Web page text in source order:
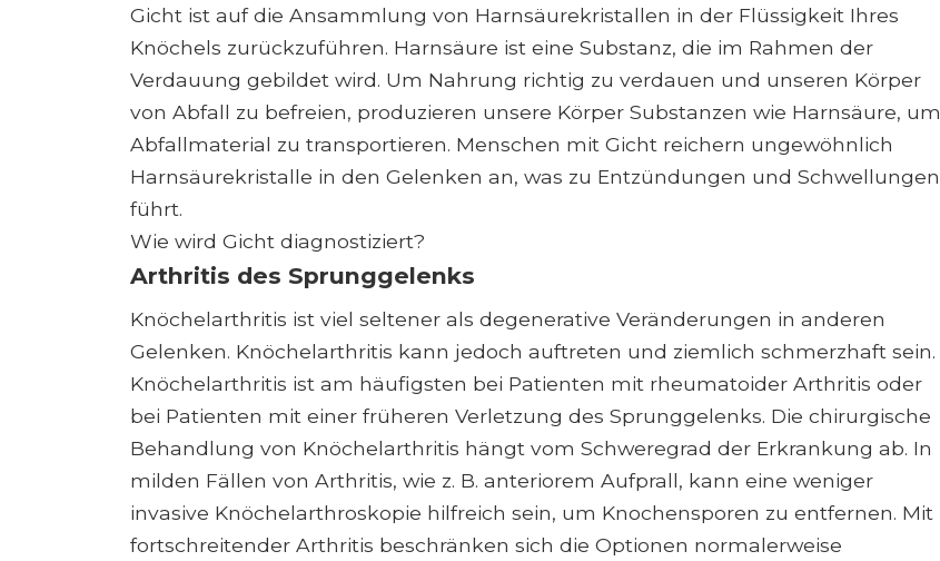
Gicht ist auf die Ansammlung von Harnsäurekristallen in der Flüssigkeit Ihres
Knöchels zurückzuführen. Harnsäure ist eine Substanz, die im Rahmen der
Verdauung gebildet wird. Um Nahrung richtig zu verdauen und unseren Körper
von Abfall zu befreien, produzieren unsere Körper Substanzen wie Harnsäure, um
Abfallmaterial zu transportieren. Menschen mit Gicht reichern ungewöhnlich
Harnsäurekristalle in den Gelenken an, was zu Entzündungen und Schwellungen
führt.
Wie wird Gicht diagnostiziert?
Arthritis des Sprunggelenks
Knöchelarthritis ist viel seltener als degenerative Veränderungen in anderen
Gelenken. Knöchelarthritis kann jedoch auftreten und ziemlich schmerzhaft sein.
Knöchelarthritis ist am häufigsten bei Patienten mit rheumatoider Arthritis oder
bei Patienten mit einer früheren Verletzung des Sprunggelenks. Die chirurgische
Behandlung von Knöchelarthritis hängt vom Schweregrad der Erkrankung ab. In
milden Fällen von Arthritis, wie z. B. anteriorem Aufprall, kann eine weniger
invasive Knöchelarthroskopie hilfreich sein, um Knochensporen zu entfernen. Mit
fortschreitender Arthritis beschränken sich die Optionen normalerweise